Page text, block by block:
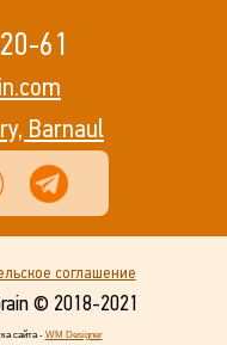
61
Barnaul
соглашение
© 2018-2021
сайта - WM Designer